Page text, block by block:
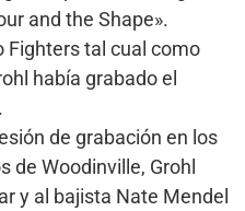
and the Shape».
Fighters tal cual como
había grabado el
de grabación en los
de Woodinville, Grohl
y al bajista Nate Mendel